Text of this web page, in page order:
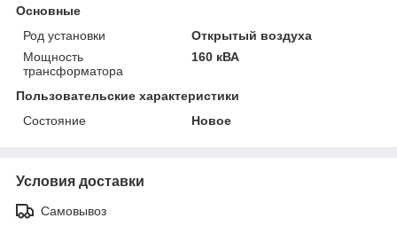
Основные
Род установки
Открытый воздуха
Мощность
трансформатора
160 кВА
Пользовательские характеристики
Состояние
Новое
Условия доставки
Самовывоз